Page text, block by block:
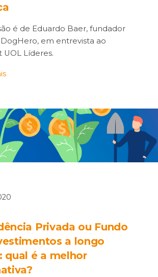
é de Eduardo Baer, fundador
em entrevista ao
UOL Líderes.
Privada ou Fundo
a longo
qual é a melhor